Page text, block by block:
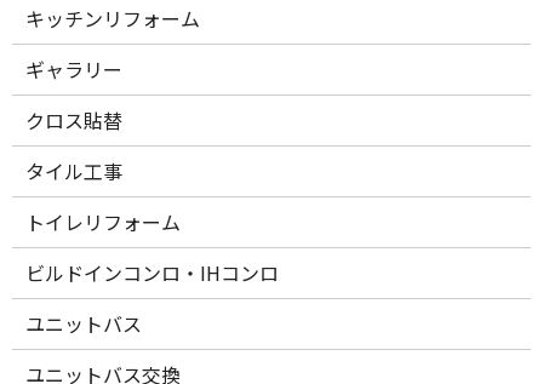
キッチンリフォーム
ギャラリー
クロス貼替
タイル工事
トイレリフォーム
ビルドインコンロ・IHコンロ
ユニットバス
ユニットバス交換